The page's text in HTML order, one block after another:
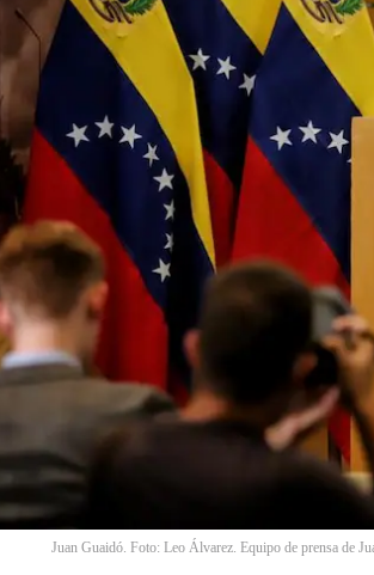
Juan Guaidó. Foto: Leo Álvarez. Equipo de prensa de